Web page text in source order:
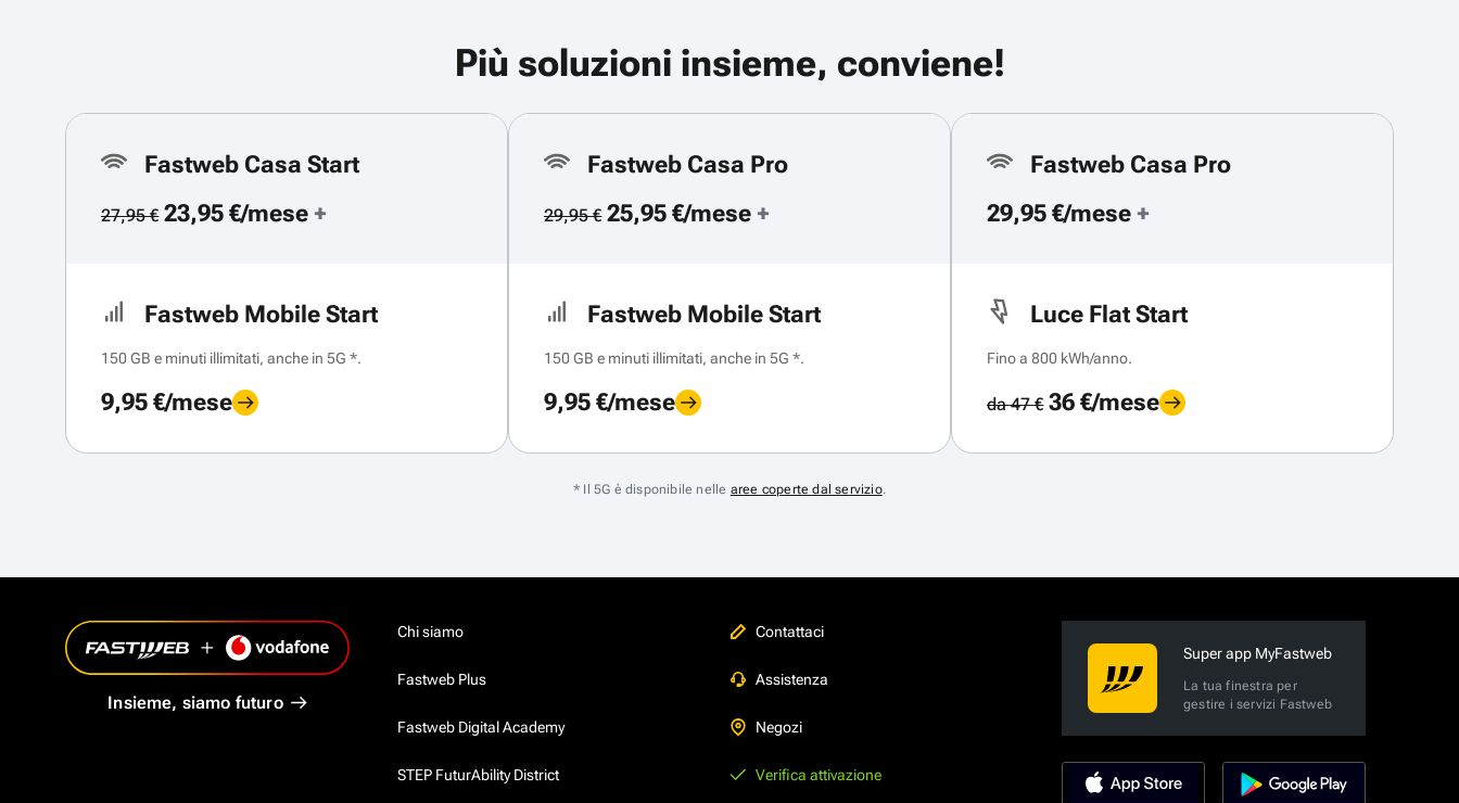
Più soluzioni insieme, conviene!
Fastweb Casa Start
27,95 €23,95 €/mese +
Fastweb Mobile Start
150 GB e minuti illimitati, anche in 5G *.
9,95 €/mese
Fastweb Casa Pro
29,95 €25,95 €/mese +
Fastweb Mobile Start
150 GB e minuti illimitati, anche in 5G *.
9,95 €/mese
Fastweb Casa Pro
29,95 €/mese +
Luce Flat Start
Fino a 800 kWh/anno.
da 47 €36 €/mese
* Il 5G è disponibile nelle aree coperte dal servizio.
Insieme, siamo futuro
Chi siamo
Fastweb Plus
Fastweb Digital Academy
STEP FuturAbility District
Contattaci
Assistenza
Negozi
Verifica attivazione
Super app MyFastweb
La tua finestra per
gestire i servizi Fastweb